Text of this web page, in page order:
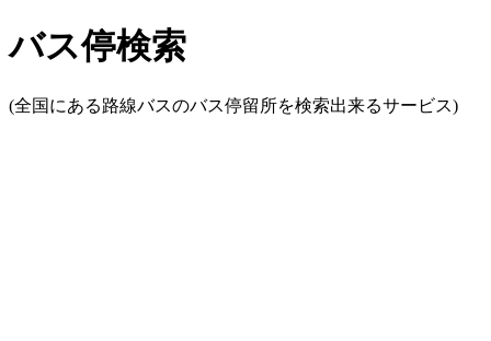
バス停検索
(全国にある路線バスのバス停留所を検索出来るサービス)